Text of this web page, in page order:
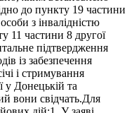
до пункту 19 частини
з інвалідністю
11 частини 8 другої
підтвердження
із забезпечення
і стримування
у Донецькій та
вони свідчать.Для